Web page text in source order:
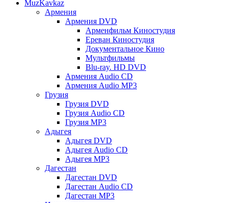
MuzKavkaz
Армения
Армения DVD
Арменфильм Киностудия
Ереван Киностудия
Документальное Кино
Мультфильмы
Blu-ray. HD DVD
Армения Audio CD
Армения Audio MP3
Грузия
Грузия DVD
Грузия Audio CD
Грузия MP3
Адыгея
Адыгея DVD
Адыгея Audio CD
Адыгея MP3
Дагестан
Дагестан DVD
Дагестан Audio CD
Дагестан MP3